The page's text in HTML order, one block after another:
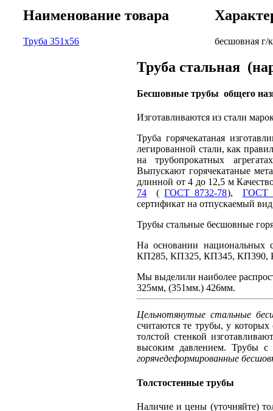
Наименование товара
Труба 351х56 бесшовная г/
Труба стальная
Бесшовные трубы общего
Изготавливаются из стали
Труба горячекатаная
легированной стали, как
на трубопрокатных
Выпускают горячекатаные
длинной от 4 до 12,5 м
74 ( ГОСТ 8732-78), ГОСТ
сертификат на отпускаемый
Трубы стальные бесшовные
На основании национальных
КП285, КП325, КП345, КП390,
Мы выделили наиболее
325мм, (351мм.) 426мм.
Цельнотянутые стальные
считаются те трубы, у
толстой стенкой
высоким давлением. Трубы с
горячедеформированные
Толстостенные трубы
Наличие и цены (уточняйте)